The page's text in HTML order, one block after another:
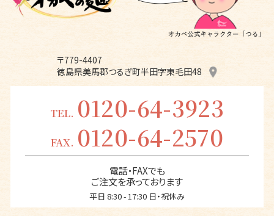
〒779-4407
徳島県美馬郡つるぎ町半田字東毛田48
TEL. 0120-64-3923
FAX. 0120-64-2570
電話・FAXでも
ご注文を承っております
平日 8:30 - 17:30 日・祝休み